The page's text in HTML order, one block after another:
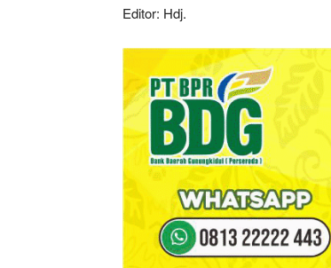
Editor: Hdj.